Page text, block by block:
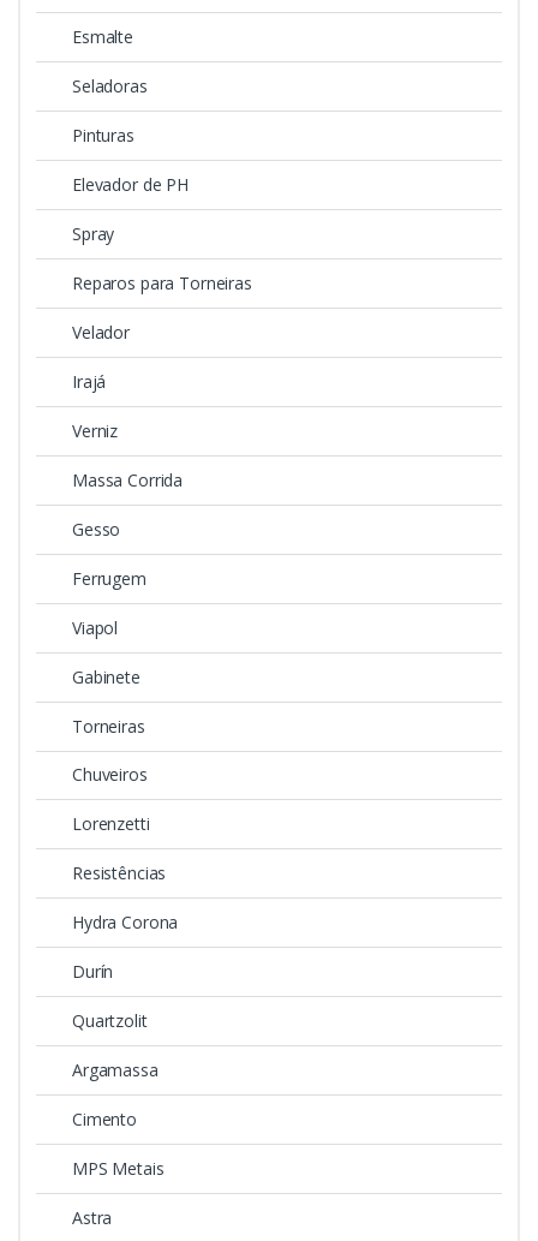
Esmalte
Seladoras
Pinturas
Elevador de PH
Spray
Reparos para Torneiras
Velador
Irajá
Verniz
Massa Corrida
Gesso
Ferrugem
Viapol
Gabinete
Torneiras
Chuveiros
Lorenzetti
Resistências
Hydra Corona
Durín
Quartzolit
Argamassa
Cimento
MPS Metais
Astra